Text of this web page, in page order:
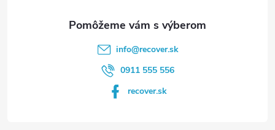
info@recover.sk
0911 555 556
recover.sk